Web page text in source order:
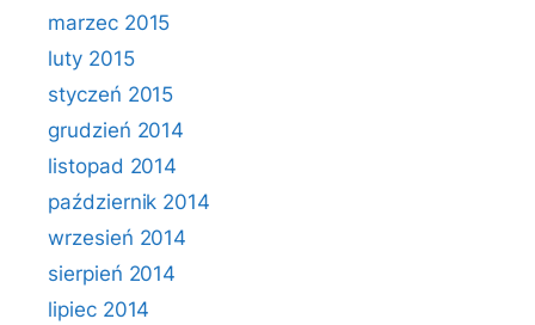
marzec 2015
luty 2015
styczeń 2015
grudzień 2014
listopad 2014
październik 2014
wrzesień 2014
sierpień 2014
lipiec 2014